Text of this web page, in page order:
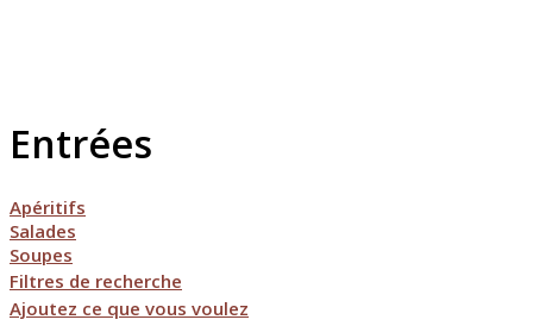
Entrées
Apéritifs
Salades
Soupes
Filtres de recherche
Ajoutez ce que vous voulez